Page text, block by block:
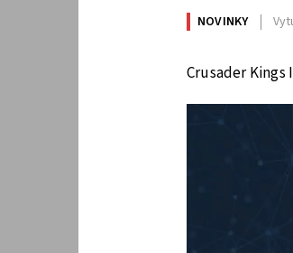
NOVINKY
Crusader